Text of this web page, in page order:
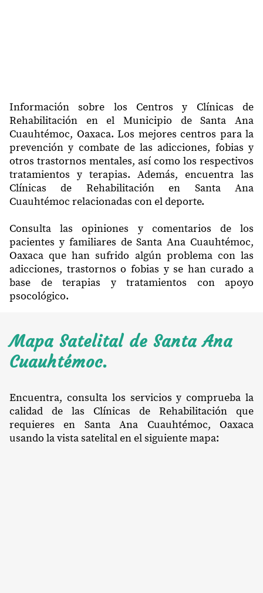
Información sobre los Centros y Clínicas de
Rehabilitación en el Municipio de Santa Ana
Cuauhtémoc, Oaxaca. Los mejores centros para la
prevención y combate de las adicciones, fobias y
otros trastornos mentales, así como los respectivos
tratamientos y terapias. Además, encuentra las
Clínicas de Rehabilitación en Santa Ana
Cuauhtémoc relacionadas con el deporte.
Consulta las opiniones y comentarios de los
pacientes y familiares de Santa Ana Cuauhtémoc,
Oaxaca que han sufrido algún problema con las
adicciones, trastornos o fobias y se han curado a
base de terapias y tratamientos con apoyo
psocológico.
Mapa Satelital de Santa Ana
Cuauhtémoc.
Encuentra, consulta los servicios y comprueba la
calidad de las Clínicas de Rehabilitación que
requieres en Santa Ana Cuauhtémoc, Oaxaca
usando la vista satelital en el siguiente mapa: